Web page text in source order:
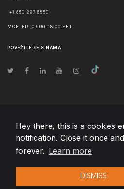
Hey there, this is a cookies
notification. Close it once
forever. Learn more
DISMISS
+1 650 297 6550
MON-FRI 09:00-18:00 EET
POVEŽITE SE S NAMA
© Autorska prava 2026 Team Extension Bosnia
Changelog● Korišćenjem ove stranice slažete
Politika